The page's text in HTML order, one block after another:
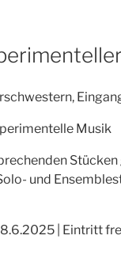
Musik
und
| Eintritt